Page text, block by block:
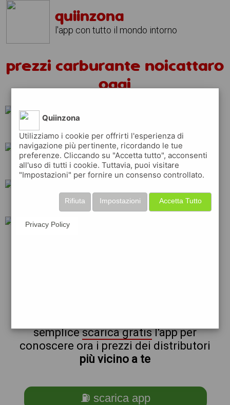
quiinzona
l'app con tutto il mondo intorno
prezzi carburante noicattaro
oggi
api
eni q8 tamoil
ip esso
semplicescarica gratisl'app per
conoscere ora i prezzi dei distributori
più vicino a te
⛽ scarica app
Quiinzona
Utilizziamo i cookie per offrirti l'esperienza di
navigazione più pertinente, ricordando le tue
preferenze. Cliccando su "Accetta tutto", acconsenti
all'uso di tutti i cookie. Tuttavia, puoi visitare
"Impostazioni" per fornire un consenso controllato.
Accetta Tutto
Impostazioni
Rifiuta
Privacy Policy